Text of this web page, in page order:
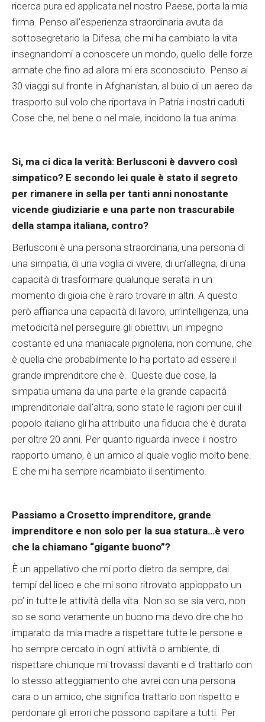
ricerca pura ed applicata nel nostro Paese, porta la mia
firma. Penso all’esperienza straordinaria avuta da
sottosegretario la Difesa, che mi ha cambiato la vita
insegnandomi a conoscere un mondo, quello delle forze
armate che fino ad allora mi era sconosciuto. Penso ai
30 viaggi sul fronte in Afghanistan, al buio di un aereo da
trasporto sul volo che riportava in Patria i nostri caduti.
Cose che, nel bene o nel male, incidono la tua anima.
Si, ma ci dica la verità: Berlusconi è davvero così
simpatico? E secondo lei quale è stato il segreto
per rimanere in sella per tanti anni nonostante
vicende giudiziarie e una parte non trascurabile
della stampa italiana, contro?
Berlusconi è una persona straordinaria, una persona di
una simpatia, di una voglia di vivere, di un’allegria, di una
capacità di trasformare qualunque serata in un
momento di gioia che è raro trovare in altri. A questo
però affianca una capacità di lavoro, un’intelligenza, una
metodicità nel perseguire gli obiettivi, un impegno
costante ed una maniacale pignoleria, non comune, che
è quella che probabilmente lo ha portato ad essere il
grande imprenditore che è. Queste due cose, la
simpatia umana da una parte e la grande capacità
imprenditoriale dall’altra, sono state le ragioni per cui il
popolo italiano gli ha attribuito una fiducia che è durata
per oltre 20 anni. Per quanto riguarda invece il nostro
rapporto umano, è un amico al quale voglio molto bene.
E che mi ha sempre ricambiato il sentimento.
Passiamo a Crosetto imprenditore, grande
imprenditore e non solo per la sua statura…è vero
che la chiamano “gigante buono”?
È un appellativo che mi porto dietro da sempre, dai
tempi del liceo e che mi sono ritrovato appioppato un
po’ in tutte le attività della vita. Non so se sia vero, non
so se sono veramente un buono ma devo dire che ho
imparato da mia madre a rispettare tutte le persone e
ho sempre cercato in ogni attività o ambiente, di
rispettare chiunque mi trovassi davanti e di trattarlo con
lo stesso atteggiamento che avrei con una persona
cara o un amico, che significa trattarlo con rispetto e
perdonare gli errori che possono capitare a tutti. Per